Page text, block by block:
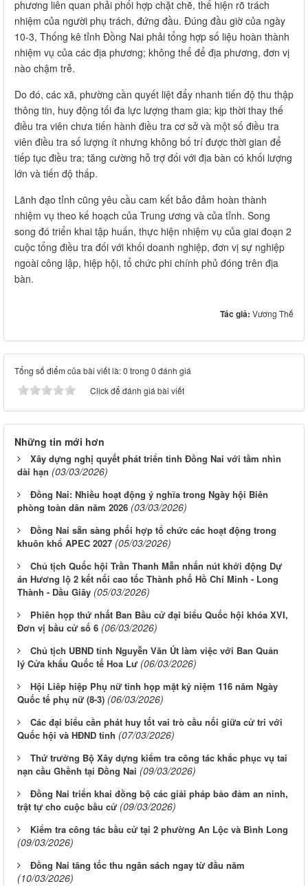
phương liên quan phải phối hợp chặt chẽ, thể hiện rõ trách
nhiệm của người phụ trách, đứng đầu. Đúng đầu giờ của ngày
10-3, Thống kê tỉnh Đồng Nai phải tổng hợp số liệu hoàn thành
nhiệm vụ của các địa phương; không thể để địa phương, đơn vị
nào chậm trễ.
Do đó, các xã, phường cần quyết liệt đẩy nhanh tiến độ thu thập
thông tin, huy động tối đa lực lượng tham gia; kịp thời thay thế
điều tra viên chưa tiến hành điều tra cơ sở và một số điều tra
viên điều tra số lượng ít nhưng không bố trí được thời gian để
tiếp tục điều tra; tăng cường hỗ trợ đối với địa bàn có khối lượng
lớn và tiến độ thấp.
Lãnh đạo tỉnh cũng yêu cầu cam kết bảo đảm hoàn thành
nhiệm vụ theo kế hoạch của Trung ương và của tỉnh. Song
song đó triển khai tập huấn, thực hiện nhiệm vụ của giai đoạn 2
cuộc tổng điều tra đối với khối doanh nghiệp, đơn vị sự nghiệp
ngoài công lập, hiệp hội, tổ chức phi chính phủ đóng trên địa
bàn.
Tác giả: Vương Thế
Tổng số điểm của bài viết là: 0 trong 0 đánh giá
Click để đánh giá bài viết
Những tin mới hơn
Xây dựng nghị quyết phát triển tỉnh Đồng Nai với tầm nhìn
dài hạn (03/03/2026)
Đồng Nai: Nhiều hoạt động ý nghĩa trong Ngày hội Biên
phòng toàn dân năm 2026 (03/03/2026)
Đồng Nai sẵn sàng phối hợp tổ chức các hoạt động trong
khuôn khổ APEC 2027 (05/03/2026)
Chủ tịch Quốc hội Trần Thanh Mẫn nhấn nút khởi động Dự
án Hương lộ 2 kết nối cao tốc Thành phố Hồ Chí Minh - Long
Thành - Dầu Giây (05/03/2026)
Phiên họp thứ nhất Ban Bầu cử đại biểu Quốc hội khóa XVI,
Đơn vị bầu cử số 6 (06/03/2026)
Chủ tịch UBND tỉnh Nguyễn Văn Út làm việc với Ban Quản
lý Cửa khẩu Quốc tế Hoa Lư (06/03/2026)
Hội Liêp hiệp Phụ nữ tỉnh họp mặt kỷ niệm 116 năm Ngày
Quốc tế phụ nữ (8-3) (06/03/2026)
Các đại biểu cần phát huy tốt vai trò cầu nối giữa cử tri với
Quốc hội và HĐND tỉnh (07/03/2026)
Thứ trưởng Bộ Xây dựng kiểm tra công tác khắc phục vụ tai
nạn cầu Ghềnh tại Đồng Nai (09/03/2026)
Đồng Nai triển khai đồng bộ các giải pháp bảo đảm an ninh,
trật tự cho cuộc bầu cử (09/03/2026)
Kiểm tra công tác bầu cử tại 2 phường An Lộc và Bình Long
(09/03/2026)
Đồng Nai tăng tốc thu ngân sách ngay từ đầu năm
(10/03/2026)